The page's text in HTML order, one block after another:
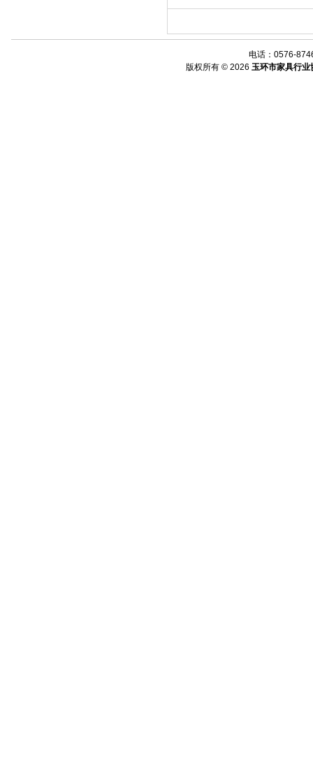
电话：0576-
版权所有 © 2026 玉环市家具行业